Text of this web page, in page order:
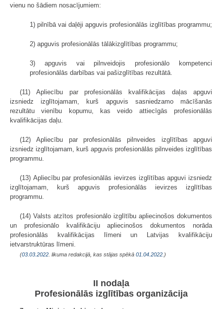
vienu no šādiem nosacījumiem:
1) pilnībā vai daļēji apguvis profesionālās izglītības programmu;
2) apguvis profesionālās tālākizglītības programmu;
3) apguvis vai pilnveidojis profesionālo kompetenci
profesionālās darbības vai pašizglītības rezultātā.
(11) Apliecību par profesionālās kvalifikācijas daļas apguvi
izsniedz izglītojamam, kurš apguvis sasniedzamo mācīšanās
rezultātu vienību kopumu, kas veido attiecīgās profesionālās
kvalifikācijas daļu.
(12) Apliecību par profesionālās pilnveides izglītības apguvi
izsniedz izglītojamam, kurš apguvis profesionālās pilnveides izglītības
programmu.
(13) Apliecību par profesionālās ievirzes izglītības apguvi izsniedz
izglītojamam, kurš apguvis profesionālās ievirzes izglītības
programmu.
(14) Valsts atzītos profesionālo izglītību apliecinošos dokumentos
un profesionālo kvalifikāciju apliecinošos dokumentos norāda
profesionālās kvalifikācijas līmeni un Latvijas kvalifikāciju
ietvarstruktūras līmeni.
(03.03.2022 . likuma redakcijā, kas stājas spēkā 01.04.2022. )
II nodaļa
Profesionālās izglītības organizācija